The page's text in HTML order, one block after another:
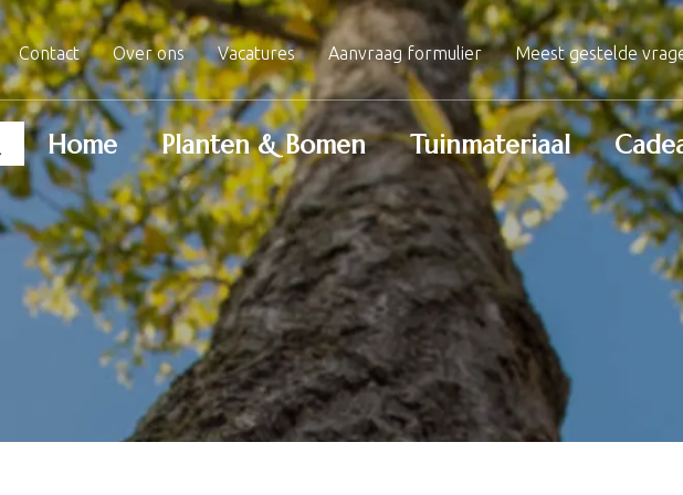
Contact Over ons Vacatures Aanvraag formulier Meest gestelde
Home Planten & Bomen Tuinmateriaal